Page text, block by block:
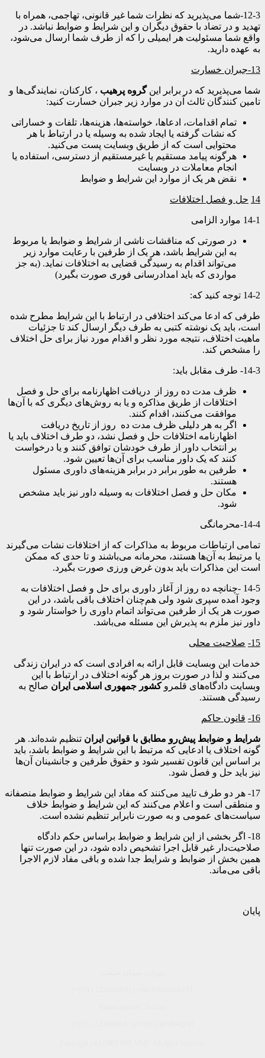
12-3-شما می‌پذیرید که نظرات شما غیر قانونی، تهاجمی، همراه با
تهدید و در تضاد با حقوق دیگران و این شرایط و ضوابط نباشد. در
واقع شما مسئولیت هر ایمیلی را که از طرف شما ارسال می‌شود،
به عهده دارید.
13- جبران خسارت
شما می‌پذیرید که در برابر اینگروه پرهیب ، کارکنان، نمایندگی‌ها و
تامین کنندگان ثالث آن در موارد زیر جبران خسارت کنید:
تمام اقدامات، ادعاها، خواسته‌ها، هزینه‌ها، تلفات و خساراتی
که نشات گرفته یا ایجاد شده به وسیله یا در ارتباط با هر
محتوایی است که از طریق وبسایت پست می‌کنید.
هرگونه پیامد مستقیم یا غیرمستقیم از دسترسی، استفاده یا
انجام معاملات در وبسایت
نقض هر یک از موارد این شرایط و ضوابط
14 حل و فصل اختلافات
14-1 موارد الزامی
در صورتی که مناقشات ناشی از شرایط و ضوابط یا مربوط
به این شرایط باشد، هر یک از طرفین با رعایت موارد زیر
می‌تواند اقدام به رسیدگی قضایی به اختلافات نماید. (به جز
مواردی که باید امدادرسانی فوری صورت بگیرد)
14-2 توجه کنید که:
طرفی که ادعا می‌کند اختلافی در ارتباط با این شرایط مطرح شده
است، باید یک نوشته کتبی به طرف دیگر ارسال کند تا جزئیات
ماهیت اختلاف، نتیجه مورد نظر و اقدام مورد نیاز برای حل اختلاف
را مشخص کند.
14-3- طرف مقابل باید:
ظرف مدت ده روز از دریافت اظهارنامه برای حل و فصل
اختلافات از طریق مذاکره و یا به روش‌های دیگری که با آن‌ها
موافقت می‌کنند، اقدام کنند.
اگر به هر دلیلی ظرف مدت ده روز از تاریخ دریافت
اظهارنامه اختلافات حل و فصل نشد، دو طرف اختلاف باید یا
بر انتخاب داور از طرف خودشان توافق کنند و یا درخواست
کنند که یک داور مناسب برای آن‌ها تعیین شود.
طرفین به طور برابر در برابر هزینه‌های داوری مسئول
هستند.
مکان حل و فصل اختلافات به وسیله داور نیز باید مشخص
شود.
14-4-محرمانگی
تمامی ارتباطات مربوط به مذاکرات که از اختلافات نشات می‌گیرند
یا مرتبط به آن‌ها هستند، محرمانه می‌باشند و تا حدی که ممکن
است این مذاکرات باید بدون غرض ورزی صورت بگیرد.
14-5 -چنانچه ده روز از آغاز داوری برای حل و فصل اختلافات به
وجود آمده سپری شود ولی هم‌چنان اختلاف باقی باشد، در این
صورت هر یک از طرفین می‌تواند اتمام داوری را خواستار شود و
داور نیز ملزم به پذیرش این مسئله می‌باشد.
15- صلاحیت محلی
خدمات این وبسایت قابل ارائه به افرادی است که در ایران زندگی
می‌کنند و لذا در صورت بروز هر گونه اختلاف در ارتباط با این
وبسایت دادگاه‌های قلمروکشور جمهوری اسلامی ایران صالح به
رسیدگی هستند.
16- قانون حاکم
شرایط و ضوابط پیشرو مطابق با قوانین ایران تنظیم شده‌اند. هر
گونه اختلاف یا ادعایی که مرتبط با این شرایط و ضوابط باشد، باید
بر اساس این قانون تفسیر شود و حقوق طرفین و جانشینان آن‌ها
نیز باید حل و فصل شود.
17- هر دو طرف تایید می‌کنند که مفاد این شرایط و ضوابط منصفانه
و منطقی است و اعلام می‌کنند که این شرایط و ضوابط خلاف
سیاست‌های عمومی و به صورت نابرابر تنظیم نشده است.
18- اگر بخشی از این شرایط و ضوابط براساس حکم دادگاه
صلاحیت‌دار غیر قابل اجرا تشخیص داده شود، در این صورت تنها
همین بخش از ضوابط و شرایط جدا شده و باقی مفاد لازم الاجرا
باقی می‌ماند.
پایان